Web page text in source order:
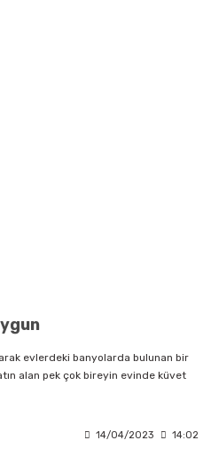
evlerdeki banyolarda bulunan bir
alan pek çok bireyin evinde küvet
14/04/2023 14:02